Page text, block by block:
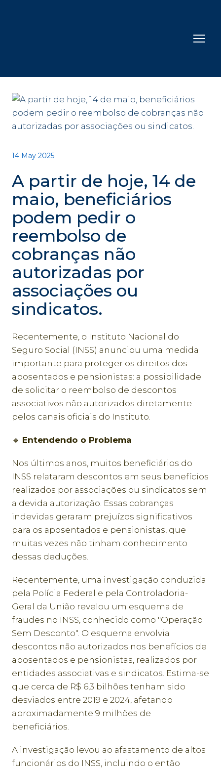
14 May 2025
A partir de hoje, 14 de
maio, beneficiários
podem pedir o
reembolso de
cobranças não
autorizadas por
associações ou
sindicatos.
Recentemente, o Instituto Nacional do
Seguro Social (INSS) anunciou uma medida
importante para proteger os direitos dos
aposentados e pensionistas: a possibilidade
de solicitar o reembolso de descontos
associativos não autorizados diretamente
pelos canais oficiais do Instituto.
🔹 Entendendo o Problema
Nos últimos anos, muitos beneficiários do
INSS relataram descontos em seus benefícios
realizados por associações ou sindicatos sem
a devida autorização. Essas cobranças
indevidas geraram prejuízos significativos
para os aposentados e pensionistas, que
muitas vezes não tinham conhecimento
dessas deduções.
Recentemente, uma investigação conduzida
pela Polícia Federal e pela Controladoria-
Geral da União revelou um esquema de
fraudes no INSS, conhecido como "Operação
Sem Desconto". O esquema envolvia
descontos não autorizados nos benefícios de
aposentados e pensionistas, realizados por
entidades associativas e sindicatos. Estima-se
que cerca de R$ 6,3 bilhões tenham sido
desviados entre 2019 e 2024, afetando
aproximadamente 9 milhões de
beneficiários.
A investigação levou ao afastamento de altos
funcionários do INSS, incluindo o então